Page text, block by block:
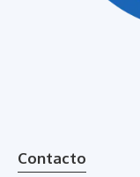
Contacto